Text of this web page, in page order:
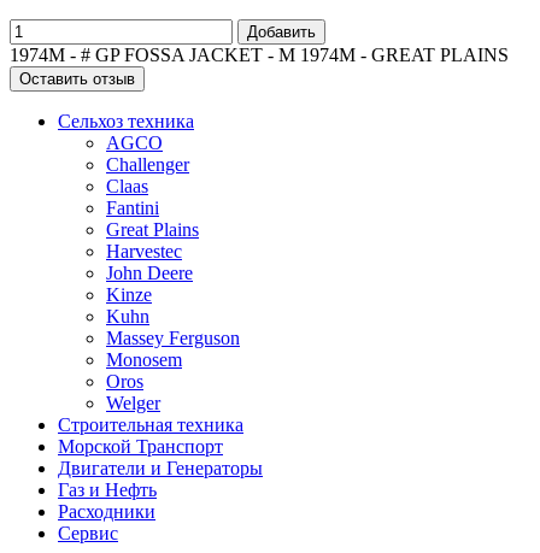
Добавить
1974M - # GP FOSSA JACKET - M 1974M - GREAT PLAINS
Оставить отзыв
Сельхоз техника
AGCO
Challenger
Claas
Fantini
Great Plains
Harvestec
John Deere
Kinze
Kuhn
Massey Ferguson
Monosem
Oros
Welger
Строительная техника
Морской Транспорт
Двигатели и Генераторы
Газ и Нефть
Расходники
Сервис